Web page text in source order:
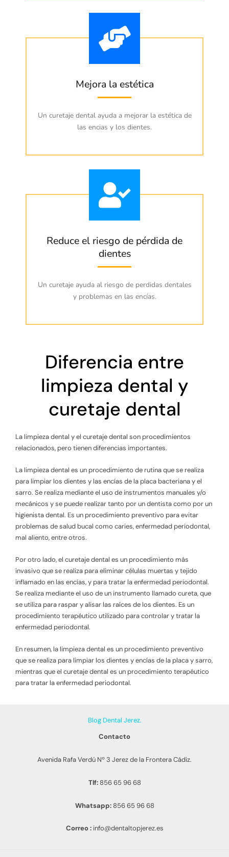
Mejora la estética
Un curetaje dental ayuda a mejorar la estética de
las encias y los dientes.
Reduce el riesgo de pérdida de
dientes
Un curetaje ayuda al riesgo de perdidas dentales
y problemas en las encías.
Diferencia entre
limpieza dental y
curetaje dental
La limpieza dental y el curetaje dental son procedimientos
relacionados, pero tienen diferencias importantes.
La limpieza dental es un procedimiento de rutina que se realiza
para limpiar los dientes y las encías de la placa bacteriana y el
sarro. Se realiza mediante el uso de instrumentos manuales y/o
mecánicos y se puede realizar tanto por un dentista como por un
higienista dental. Es un procedimiento preventivo para evitar
problemas de salud bucal como caries, enfermedad periodontal,
mal aliento, entre otros.
Por otro lado, el curetaje dental es un procedimiento más
invasivo que se realiza para eliminar células muertas y tejido
inflamado en las encías, y para tratar la enfermedad periodontal.
Se realiza mediante el uso de un instrumento llamado cureta, que
se utiliza para raspar y alisar las raíces de los dientes. Es un
procedimiento terapéutico utilizado para controlar y tratar la
enfermedad periodontal.
En resumen, la limpieza dental es un procedimiento preventivo
que se realiza para limpiar los dientes y encías de la placa y sarro,
mientras que el curetaje dental es un procedimiento terapéutico
para tratar la enfermedad periodontal.
Blog Dental Jerez.
Contacto
Avenida Rafa Verdú Nº 3 Jerez de la Frontera Cádiz.
Tlf: 856 65 96 68
Whatsapp: 856 65 96 68
Correo : info@dentaltopjerez.es